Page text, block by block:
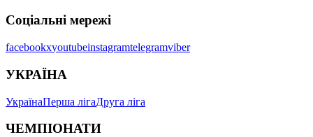
Соціальні мережі
facebookxyoutubeinstagramtelegramviber
УКРАЇНА
УкраїнаПерша лігаДруга ліга
ЧЕМПІОНАТИ